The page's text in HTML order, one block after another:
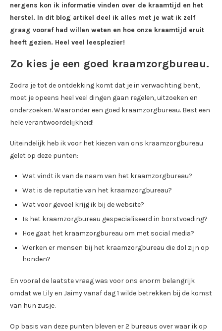
nergens kon ik informatie vinden over de kraamtijd en het
herstel. In dit blog artikel deel ik alles met je wat ik zelf
graag vooraf had willen weten en hoe onze kraamtijd eruit
heeft gezien. Heel veel leesplezier!
Zo kies je een goed kraamzorgbureau.
Zodra je tot de ontdekking komt dat je in verwachting bent,
moet je opeens heel veel dingen gaan regelen, uitzoeken en
onderzoeken. Waaronder een goed kraamzorgbureau. Best een
hele verantwoordelijkheid!
Uiteindelijk heb ik voor het kiezen van ons kraamzorgbureau
gelet op deze punten:
Wat vindt ik van de naam van het kraamzorgbureau?
Wat is de reputatie van het kraamzorgbureau?
Wat voor gevoel krijg ik bij de website?
Is het kraamzorgbureau gespecialiseerd in borstvoeding?
Hoe gaat het kraamzorgbureau om met social media?
Werken er mensen bij het kraamzorgbureau die dol zijn op
honden?
En vooral de laatste vraag was voor ons enorm belangrijk
omdat we Lily en Jaimy vanaf dag 1 wilde betrekken bij de komst
van hun zusje.
Op basis van deze punten bleven er 2 bureaus over waar ik op